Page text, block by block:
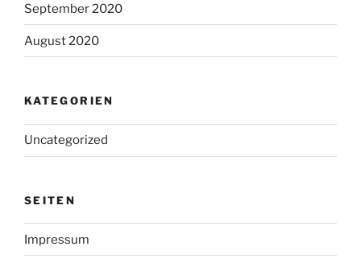
September 2020
August 2020
KATEGORIEN
Uncategorized
SEITEN
Impressum